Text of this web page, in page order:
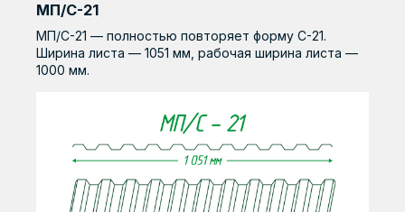
МП/С-21
МП/С-21 — полностью повторяет форму С-21.
Ширина листа — 1051 мм, рабочая ширина листа —
1000 мм.